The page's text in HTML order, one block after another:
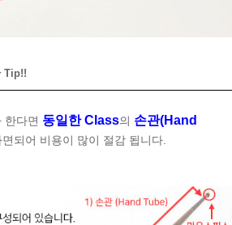
Tip!!
한다면 동일한 Class의 손관(Hand
되어 비용이 많이 절감 됩니다.